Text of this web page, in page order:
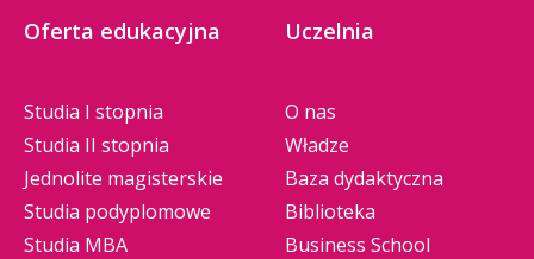
Oferta edukacyjna
Studia I stopnia
Studia II stopnia
Jednolite magisterskie
Studia podyplomowe
Studia MBA
Uczelnia
O nas
Władze
Baza dydaktyczna
Biblioteka
Business School